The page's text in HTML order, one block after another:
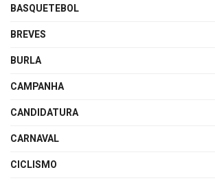
BASQUETEBOL
BREVES
BURLA
CAMPANHA
CANDIDATURA
CARNAVAL
CICLISMO